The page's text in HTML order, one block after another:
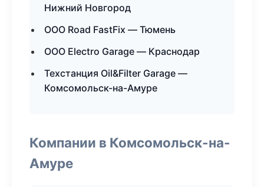
Нижний Новгород
ООО Road FastFix — Тюмень
ООО Electro Garage — Краснодар
Техстанция Oil&Filter Garage —
Комсомольск-на-Амуре
Компании в Комсомольск-на-
Амуре